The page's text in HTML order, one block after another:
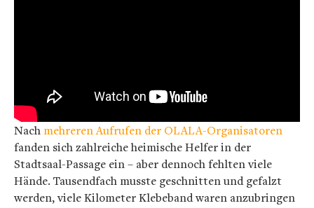
Nach mehreren Aufrufen der OLALA-Organisatoren
fanden sich zahlreiche heimische Helfer in der
Stadtsaal-Passage ein – aber dennoch fehlten viele
Hände. Tausendfach musste geschnitten und gefalzt
werden, viele Kilometer Klebeband waren anzubringen